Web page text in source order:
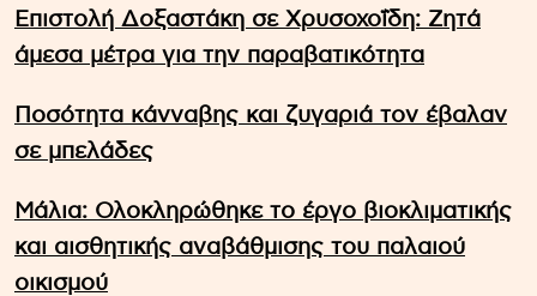
Επιστολή Δοξαστάκη σε Χρυσοχοΐδη: Ζητά
άμεσα μέτρα για την παραβατικότητα
Ποσότητα κάνναβης και ζυγαριά τον έβαλαν
σε μπελάδες
Μάλια: Ολοκληρώθηκε το έργο βιοκλιματικής
και αισθητικής αναβάθμισης του παλαιού
οικισμού